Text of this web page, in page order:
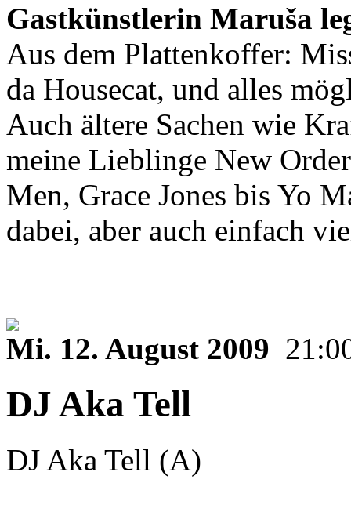
Gastkünstlerin Maruša
Aus dem Plattenkoffer:
da Housecat, und alles
Auch ältere Sachen wie
meine Lieblinge New
Men, Grace Jones bis Yo
dabei, aber auch einfach
Mi. 12. August 2009
DJ Aka Tell
DJ Aka Tell (A)